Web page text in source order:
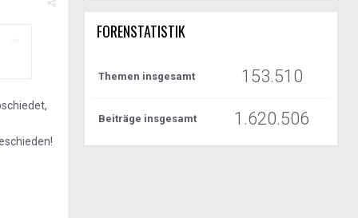
FORENSTATISTIK
Themen insgesamt 153.510
Beiträge insgesamt 1.620.506